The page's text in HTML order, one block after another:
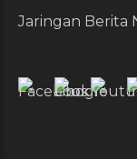
Jaringan Berita